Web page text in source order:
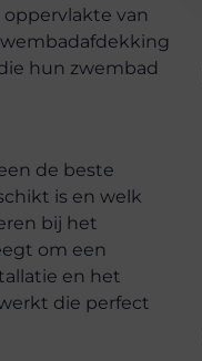
van
hun zwembad
de beste
is en welk
bij het
om een
en het
die perfect